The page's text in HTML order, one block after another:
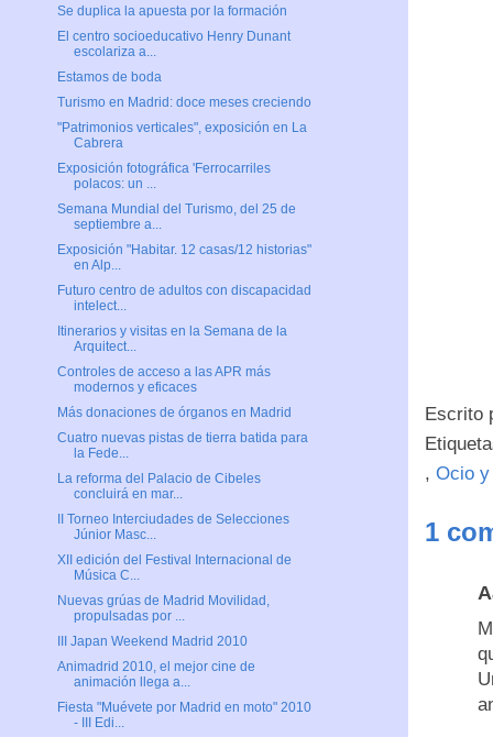
Escrito
, Ocio
1
Se duplica la apuesta por la formación
El centro socioeducativo Henry Dunant
escolariza a...
Estamos de boda
Turismo en Madrid: doce meses creciendo
"Patrimonios verticales", exposición en La
Cabrera
Exposición fotográfica 'Ferrocarriles
polacos: un ...
Semana Mundial del Turismo, del 25 de
septiembre a...
Exposición "Habitar. 12 casas/12 historias"
en Alp...
Futuro centro de adultos con discapacidad
intelect...
Itinerarios y visitas en la Semana de la
Arquitect...
Controles de acceso a las APR más
modernos y eficaces
Más donaciones de órganos en Madrid
Cuatro nuevas pistas de tierra batida para
la Fede...
La reforma del Palacio de Cibeles
concluirá en mar...
II Torneo Interciudades de Selecciones
Júnior Masc...
XII edición del Festival Internacional de
Música C...
Nuevas grúas de Madrid Movilidad,
propulsadas por ...
III Japan Weekend Madrid 2010
Animadrid 2010, el mejor cine de
animación llega a...
Fiesta "Muévete por Madrid en moto" 2010
- III Edi...